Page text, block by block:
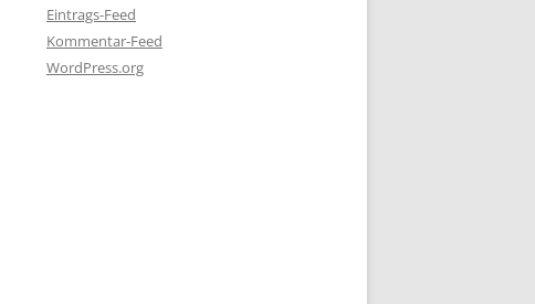
Eintrags-Feed
Kommentar-Feed
WordPress.org